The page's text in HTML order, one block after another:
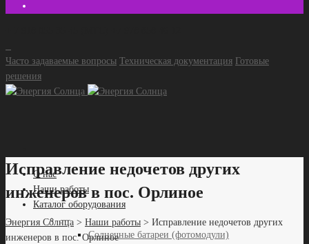
Часто задаваемые вопросы Техническая документация Готовые
решения
О нас
Наши работы
Каталог оборудования
—
Солнечные батареи (фотомодули)
Исправление недочетов других
инженеров в пос. Орлиное
Энергия Солнца > Наши работы > Исправление недочетов других
инженеров в пос. Орлиное